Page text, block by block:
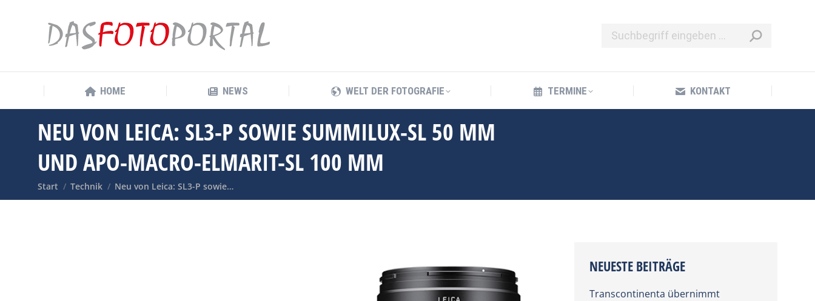
HOME NEWS WELT DER FOTOGRAFIE TERMINE KONTAKT
NEU VON LEICA: SL3-P SOWIE SUMMILUX-SL 50 MM
UND APO-MACRO-ELMARIT-SL 100 MM
Sie befinden sich hier:
Start Technik Neu von Leica: SL3-P sowie…
NEUESTE BEITRÄGE
Transcontinenta übernimmt
HOME NEWS